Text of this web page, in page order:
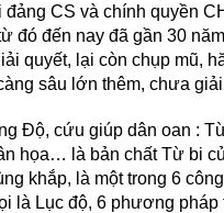
đảng CS và chính quyền
đó đến nay đã gần 30
quyết, lại còn chụp mũ,
sâu lớn thêm, chưa
Độ, cứu giúp dân oan :
họa… là bản chất Từ bi
khắp, là một trong 6
là Lục độ, 6 phương